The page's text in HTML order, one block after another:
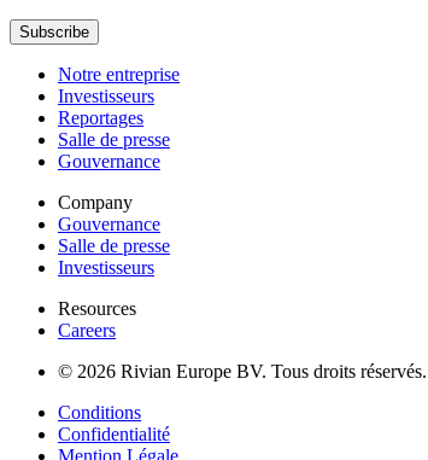
Subscribe
Notre entreprise
Investisseurs
Reportages
Salle de presse
Gouvernance
Company
Gouvernance
Salle de presse
Investisseurs
Resources
Careers
© 2026 Rivian Europe BV. Tous droits réservés.
Conditions
Confidentialité
Mention Légale